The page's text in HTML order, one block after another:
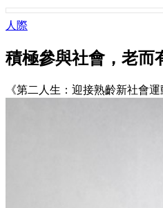
人際
積極參與社會，老而
《第二人生：迎接熟齡新社會運